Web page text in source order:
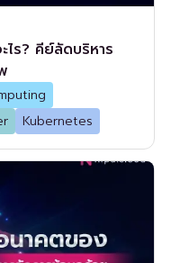
ร? คีย์ลัดบริหาร
Kubernetes